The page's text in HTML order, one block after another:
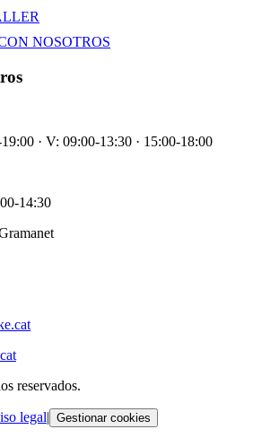
NOSOTROS
· V: 09:00-13:30 · 15:00-18:00
14:30
reservados.
legal| Gestionar cookies